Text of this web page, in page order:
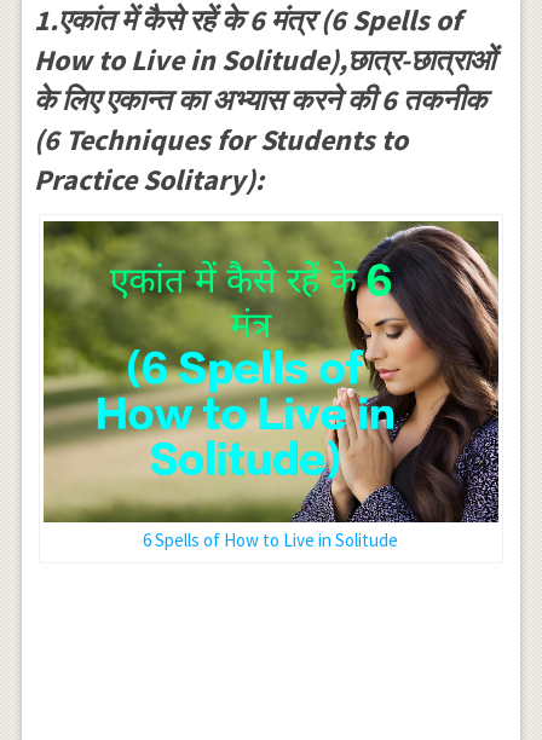
1.एकांत में कैसे रहें के 6 मंत्र (6 Spells of
How to Live in Solitude),छात्र-छात्राओं
के लिए एकान्त का अभ्यास करने की 6 तकनीक
(6 Techniques for Students to
Practice Solitary):
6 Spells of How to Live in Solitude